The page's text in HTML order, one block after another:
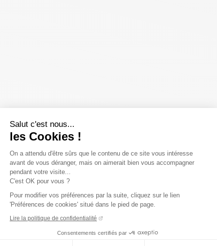
Salut c'est nous...
les Cookies !
On a attendu d'être sûrs que le contenu de ce site vous intéresse
avant de vous déranger, mais on aimerait bien vous accompagner
pendant votre visite...
C'est OK pour vous ?
Pour modifier vos préférences par la suite, cliquez sur le lien
'Préférences de cookies' situé dans le pied de page.
Lire la politique de confidentialité
Consentements certifiés par